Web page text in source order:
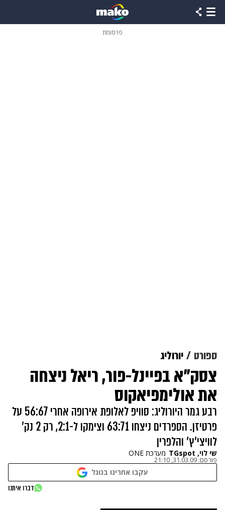
פרסומת
ספורט יורוליג
צסק"א בפיינל-פור, ריאל ניצחה
את אולימפיאקוס
רבע גמר היורוליג: סוויפ לאלופת אירופה אחרי 56:67 על
פרטיזן. הספרדים ניצחו 63:71 וצימקו ל-2:1, רק 2 נק'
לוויצי'ץ' והלפרין
שי לוי, TGspot מערכת ONE
פורסם:31.03.09, 21:10
עקבו אחרינו בגוגל
דברו איתנו